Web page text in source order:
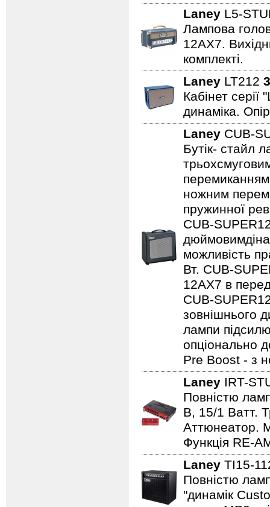
Laney L5-
Лампова
12AX7.
комплекті.
Laney LT212
Кабінет
динаміка.
Laney CUB-
Бутік- стайл
ножним
пружинної
CUB-
можливість
Вт. CUB-
12AX7 в
CUB-
зовнішнього
лампи
опціонально
Pre Boost - з
Laney IRT-
Повністю
B, 15/1 Ватт.
Аттюнеатор.
Функція RE-
Laney TI15-
Повністю
"динамік